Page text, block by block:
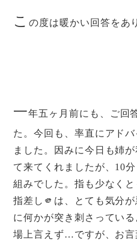
こ の度は暖かい回答をあ
一年五ヶ月前にも、ご回
た。今回も、率直にアド
ました。因みに今日も姉
て来てくれましたが、10
組みでした。指も少なく
指差し🫵は、とても気分
に何かが突き刺さってい
場上言えず…ですが、お言